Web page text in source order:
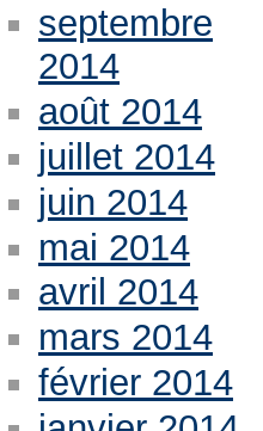
septembre
2014
août 2014
juillet 2014
juin 2014
mai 2014
avril 2014
mars 2014
février 2014